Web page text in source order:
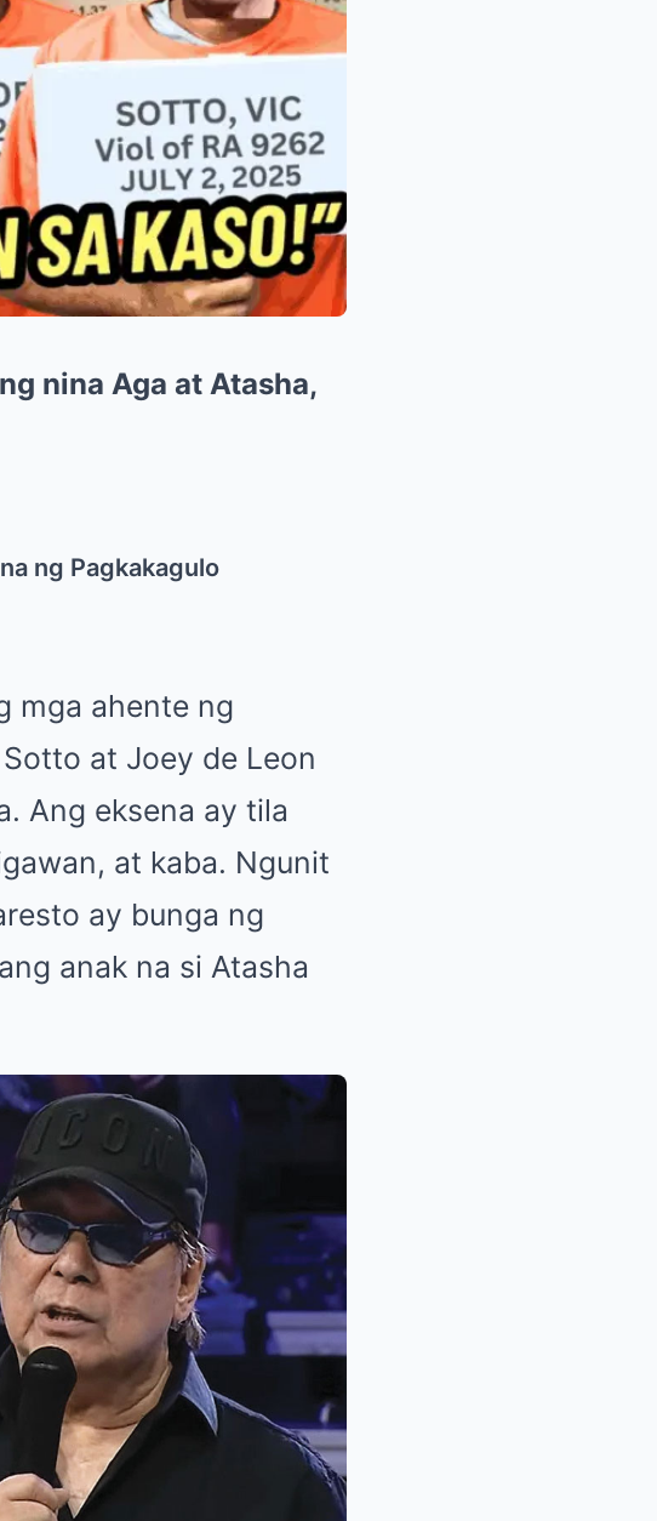
nina Aga at Atasha,
ng Pagkakagulo
mga ahente ng
at Joey de Leon
Ang eksena ay tila
at kaba. Ngunit
ay bunga ng
anak na si Atasha